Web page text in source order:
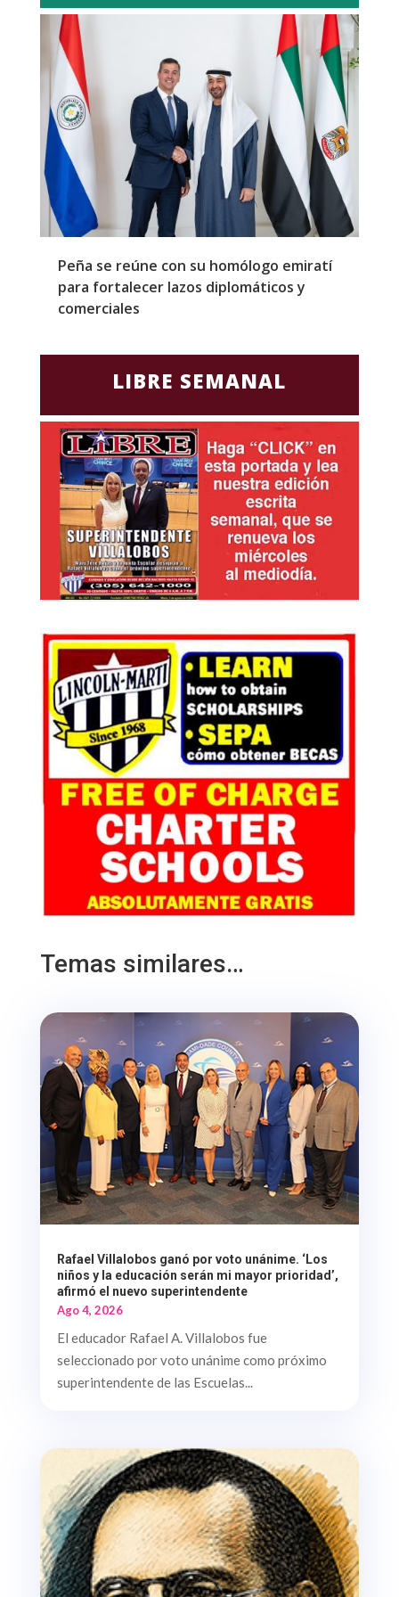
Peña se reúne con su homólogo emiratí
para fortalecer lazos diplomáticos y
comerciales
LIBRE SEMANAL
Temas similares…
Rafael Villalobos ganó por voto unánime. ‘Los
niños y la educación serán mi mayor prioridad’,
afirmó el nuevo superintendente
Ago 4, 2026
El educador Rafael A. Villalobos fue
seleccionado por voto unánime como próximo
superintendente de las Escuelas...